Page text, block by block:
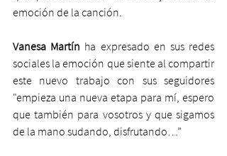
emoción de la canción.
Vanesa Martín ha expresado en sus redes
sociales la emoción que siente al compartir
este nuevo trabajo con sus seguidores
"empieza una nueva etapa para mí, espero
que también para vosotros y que sigamos
de la mano sudando, disfrutando…”